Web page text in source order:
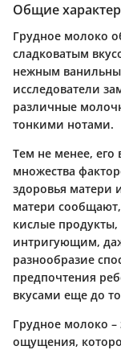
Общие
Грудное молоко
сладковатым
нежным
исследователи
различные
тонкими нотами.
Тем не менее, его
множества
здоровья матери
матери
кислые продукты,
интригующим,
разнообразие
предпочтения
вкусами еще до
Грудное молоко –
ощущения,